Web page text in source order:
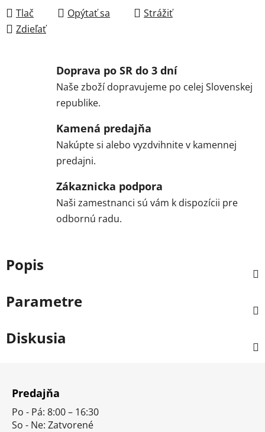
Tlač Opýtať sa
Strážiť
Zdieľať
Doprava po SR do 3 dní
Naše zboží dopravujeme po celej Slovenskej
republike.
Kamená predajňa
Nakúpte si alebo vyzdvihnite v kamennej
predajni.
Zákaznicka podpora
Naši zamestnanci sú vám k dispozícii pre
odbornú radu.
Popis
Parametre
Diskusia
Predajňa
Po - Pá: 8:00 – 16:30
So - Ne: Zatvorené